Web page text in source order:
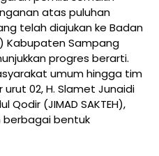
atas puluhan
telah diajukan ke Badan
Kabupaten Sampang
progres berarti.
umum hingga tim
02, H. Slamet Junaidi
Qodir (JIMAD SAKTEH),
berbagai bentuk